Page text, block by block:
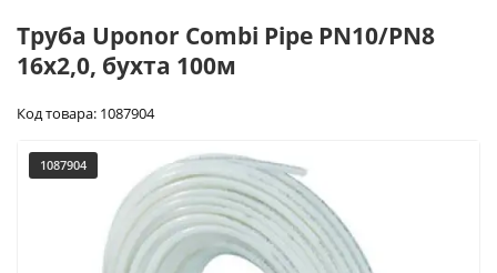
Труба Uponor Combi Pipe PN10/PN8
16x2,0, бухта 100м
Код товара: 1087904
1087904